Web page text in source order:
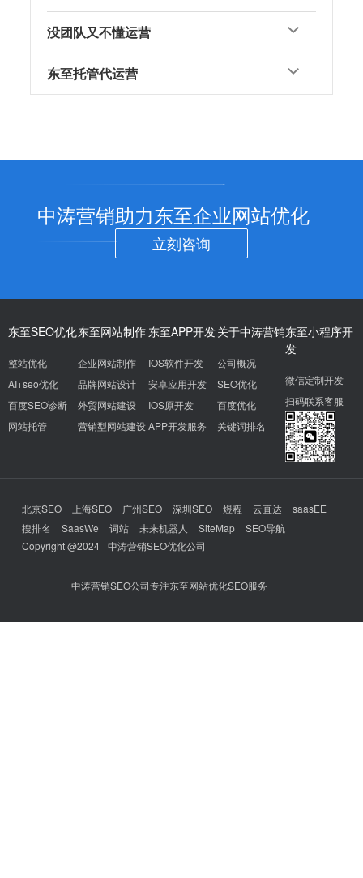
没团队又不懂运营
东至托管代运营
中涛营销助力东至企业网站优化
立刻咨询
东至SEO优化
整站优化
AI+seo优化
百度SEO诊断
网站托管
东至网站制作
企业网站制作
品牌网站设计
外贸网站建设
营销型网站建设
东至APP开发
IOS软件开发
安卓应用开发
IOS原开发
APP开发服务
关于中涛营销
公司概况
SEO优化
百度优化
关键词排名
东至小程序开
发
微信定制开发
扫码联系客服
北京SEO 上海SEO 广州SEO 深圳SEO 煜程 云直达
saasEE
搜排名
SaasWe 词站 未来机器人 SiteMap
SEO导航
Copyright @2024 中涛营销SEO优化公司
中涛营销SEO公司专注东至网站优化SEO服务